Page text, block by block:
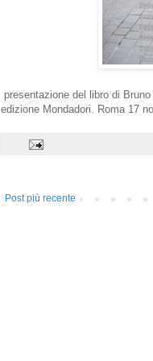
presentazione del libro di
edizione Mondadori. Roma 17
Post più recente